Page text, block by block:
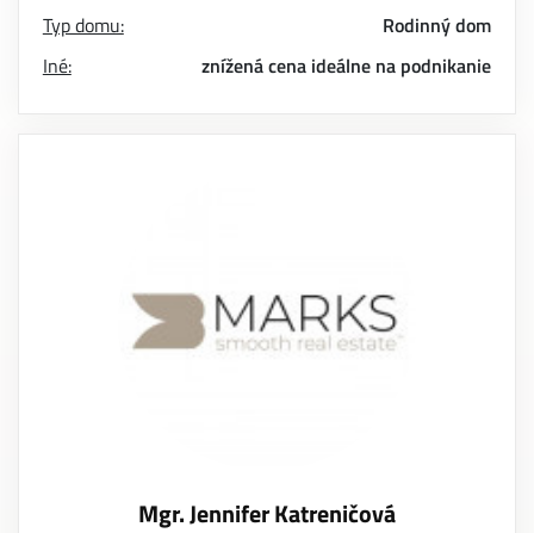
Typ domu:
Rodinný dom
Iné:
znížená cena ideálne na podnikanie
Mgr. Jennifer Katreničová